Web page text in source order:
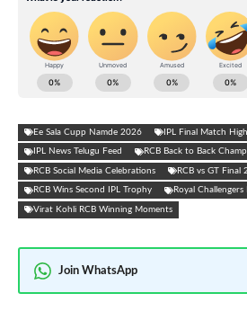
Ee Sala Cupp Namde 2026 IPL Final Match
IPL News Telugu Feed RCB Back to Back
RCB Social Media Celebrations RCB vs GT Final
RCB Wins Second IPL Trophy Royal
Virat Kohli RCB Winning Moments
Join WhatsApp